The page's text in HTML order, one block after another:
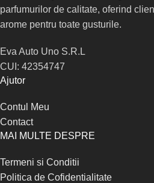
parfumurilor de calitate, oferind
arome pentru toate gusturile.
Eva Auto Uno S.R.L
CUI: 42354747
Ajutor
Contul Meu
Contact
MAI MULTE DESPRE
Termeni si Conditii
Politica de Cofidentialitate